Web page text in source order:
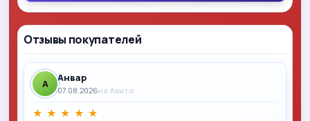
Отзывы покупателей
A Анвар
07.08.2026на Авито
★ ★ ★ ★ ★